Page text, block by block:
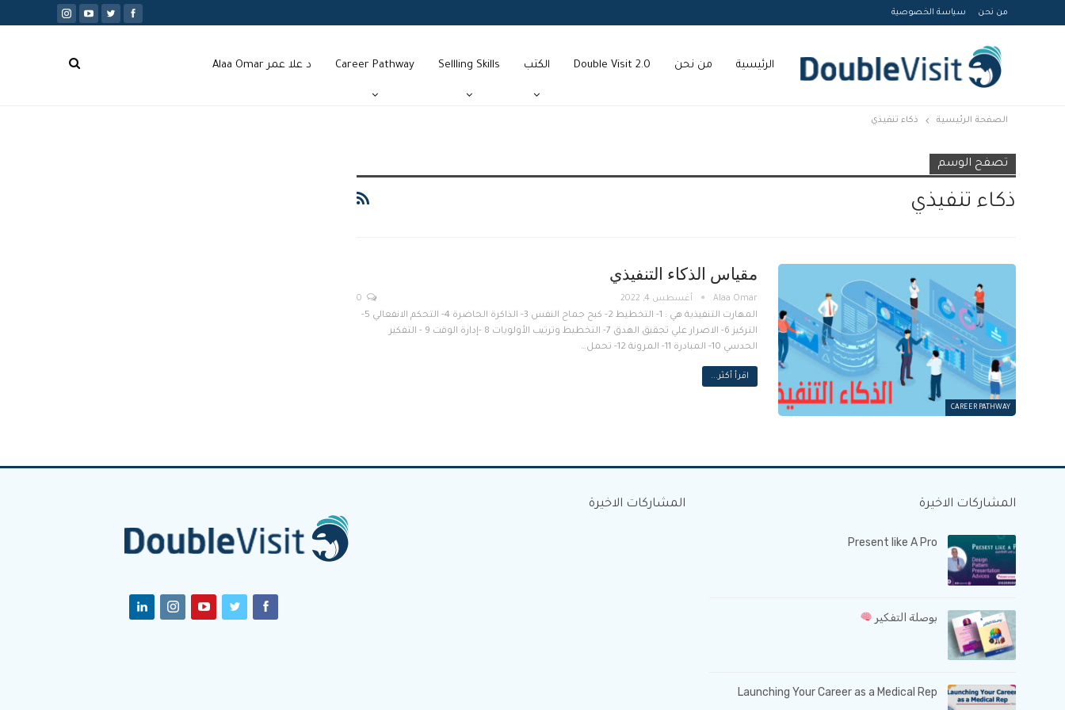
من نحن سياسة الخصوصية
الرئيسية من نحن Double Visit 2.0 الكتب Sellling Skills
Career Pathway د علا عمر Alaa Omar
الصفحة الرئيسية ذكاء تنفيذي
تصفح الوسم
ذكاء تنفيذي
CAREER PATHWAY
مقياس الذكاء التنفيذي
أغسطس 4, 2022
المهارت التنفيذية هي : 1- التخطيط 2- كبح جماح النفس 3- الذاكرة الحاضرة 4- التحكم الانفعالي 5-
التركيز 6- الاصرار علي تجقيق الهدق 7- التخطيط وترتيب الأولويات 8 -إدارة الوقت 9 - التفكير
الحدسي 10- المبادرة 11- المرونة 12- تحمل…
اقرأ أكثر...
المشاركات الاخيرة
Present like A Pro
بوصلة التفكير
Launching Your Career as a Medical Rep
المشاركات الاخيرة